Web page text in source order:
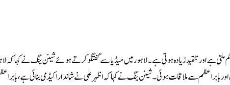
ہے اور تنقید زیادہ ہوتی ہے۔لاہور میں میڈیا سے گفتگو کرتے ہوئے شینن ینگ نے کہا کہ
بابر اعظم سے ملاقات ہوئی۔شینن ینگ نے کہا کہ اظہر علی نے شاندار اکیڈمی بنائی ہے، بابر